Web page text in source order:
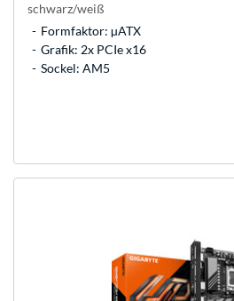
schwarz/weiß
Formfaktor: µATX
Grafik: 2x PCIe x16
Sockel: AM5